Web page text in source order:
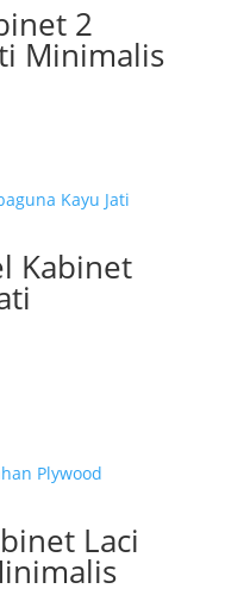
2
Minimalis
Kabinet
Laci